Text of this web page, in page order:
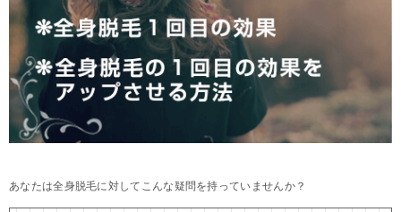
あなたは全身脱毛に対してこんな疑問を持っていませんか？